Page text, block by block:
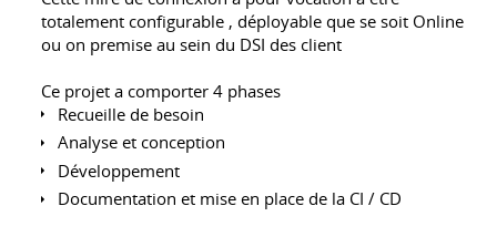
totalement configurable , déployable que se soit Online
ou on premise au sein du DSI des client
Ce projet a comporter 4 phases
Recueille de besoin
Analyse et conception
Développement
Documentation et mise en place de la CI / CD